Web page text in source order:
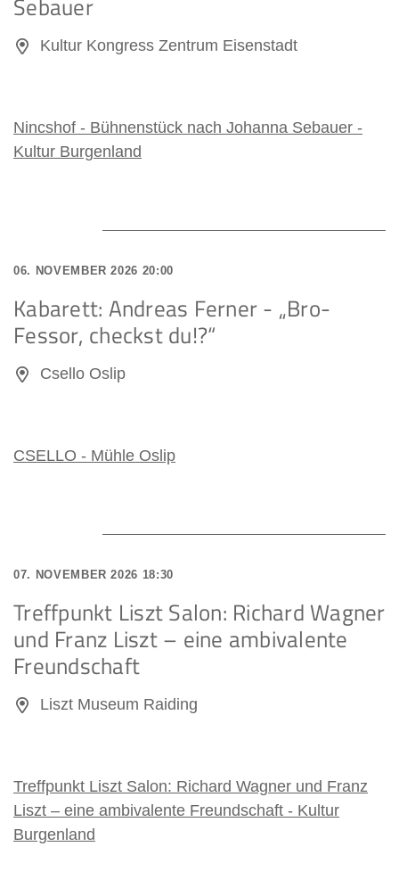
Sebauer
Kultur Kongress Zentrum Eisenstadt
Nincshof - Bühnenstück nach Johanna Sebauer -
Kultur Burgenland
06. NOVEMBER 2026 20:00
Kabarett: Andreas Ferner - „Bro-
Fessor, checkst du!?“
Csello Oslip
CSELLO - Mühle Oslip
07. NOVEMBER 2026 18:30
Treffpunkt Liszt Salon: Richard Wagner
und Franz Liszt – eine ambivalente
Freundschaft
Liszt Museum Raiding
Treffpunkt Liszt Salon: Richard Wagner und Franz
Liszt – eine ambivalente Freundschaft - Kultur
Burgenland